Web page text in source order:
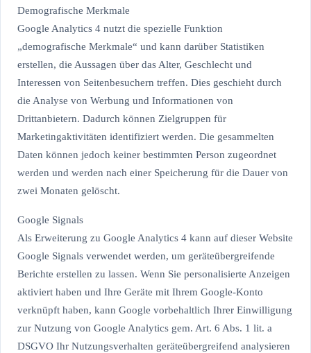
Demografische Merkmale
Google Analytics 4 nutzt die spezielle Funktion
„demografische Merkmale“ und kann darüber Statistiken
erstellen, die Aussagen über das Alter, Geschlecht und
Interessen von Seitenbesuchern treffen. Dies geschieht durch
die Analyse von Werbung und Informationen von
Drittanbietern. Dadurch können Zielgruppen für
Marketingaktivitäten identifiziert werden. Die gesammelten
Daten können jedoch keiner bestimmten Person zugeordnet
werden und werden nach einer Speicherung für die Dauer von
zwei Monaten gelöscht.
Google Signals
Als Erweiterung zu Google Analytics 4 kann auf dieser Website
Google Signals verwendet werden, um geräteübergreifende
Berichte erstellen zu lassen. Wenn Sie personalisierte Anzeigen
aktiviert haben und Ihre Geräte mit Ihrem Google-Konto
verknüpft haben, kann Google vorbehaltlich Ihrer Einwilligung
zur Nutzung von Google Analytics gem. Art. 6 Abs. 1 lit. a
DSGVO Ihr Nutzungsverhalten geräteübergreifend analysieren